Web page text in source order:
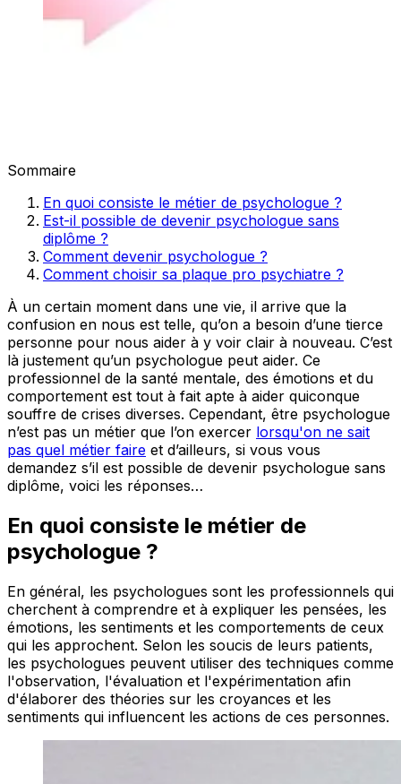
Sommaire
En quoi consiste le métier de psychologue ?
Est-il possible de devenir psychologue sans
diplôme ?
Comment devenir psychologue ?
Comment choisir sa plaque pro psychiatre ?
À un certain moment dans une vie, il arrive que la
confusion en nous est telle, qu’on a besoin d’une tierce
personne pour nous aider à y voir clair à nouveau. C’est
là justement qu’un psychologue peut aider. Ce
professionnel de la santé mentale, des émotions et du
comportement est tout à fait apte à aider quiconque
souffre de crises diverses. Cependant, être psychologue
n’est pas un métier que l’on exercer lorsqu'on ne sait
pas quel métier faire et d’ailleurs, si vous vous
demandez s’il est possible de devenir psychologue sans
diplôme, voici les réponses…
En quoi consiste le métier de
psychologue ?
En général, les psychologues sont les professionnels qui
cherchent à comprendre et à expliquer les pensées, les
émotions, les sentiments et les comportements de ceux
qui les approchent. Selon les soucis de leurs patients,
les psychologues peuvent utiliser des techniques comme
l'observation, l'évaluation et l'expérimentation afin
d'élaborer des théories sur les croyances et les
sentiments qui influencent les actions de ces personnes.